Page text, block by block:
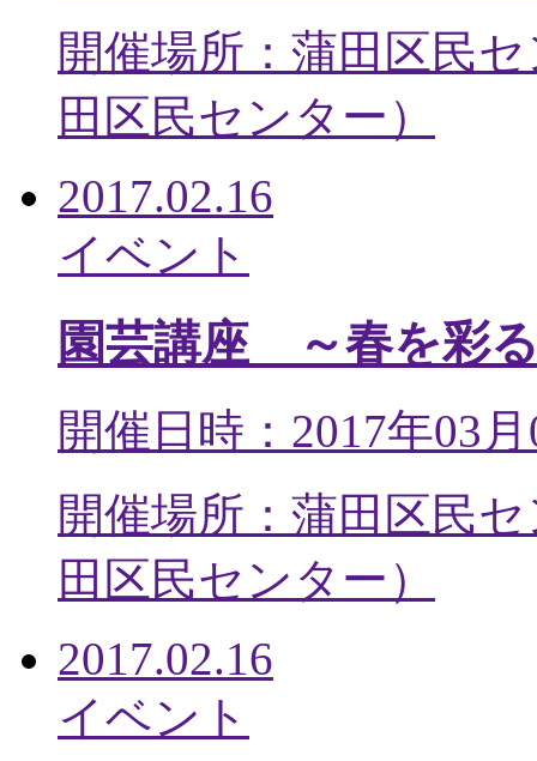
開催場所：蒲田区民
田区民センター ）
2017.02.16
イベント
園芸講座 ～春を彩
開催日時：2017年03
開催場所：蒲田区民
田区民センター ）
2017.02.16
イベント